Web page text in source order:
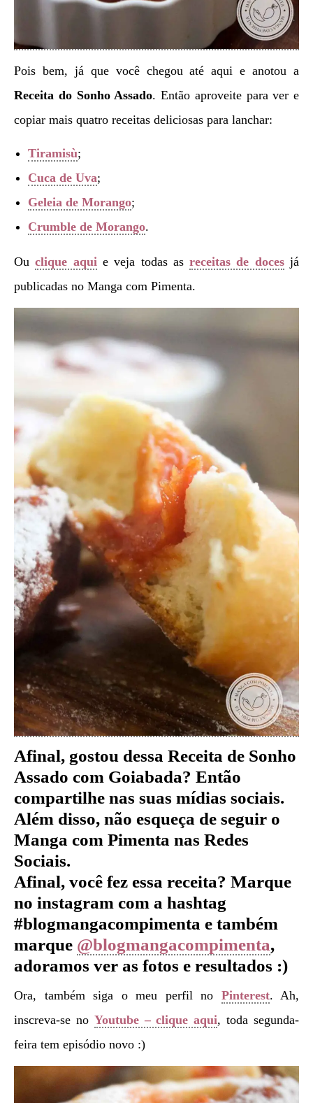
Pois bem, já que você chegou até aqui e anotou a
Receita do Sonho Assado. Então aproveite para ver e
copiar mais quatro receitas deliciosas para lanchar:
Tiramisù;
Cuca de Uva;
Geleia de Morango;
Crumble de Morango.
Ouclique aqui e veja todas asreceitas de docesjá
publicadas no Manga com Pimenta.
Afinal, gostou dessa Receita de Sonho
Assado com Goiabada? Então
compartilhe nas suas mídias sociais.
Além disso, não esqueça de seguir o
Manga com Pimenta nas Redes
Sociais.
Afinal, você fez essa receita? Marque
no instagram com a hashtag
#blogmangacompimenta e também
marque @blogmangacompimenta,
adoramos ver as fotos e resultados :)
Ora, também siga o meu perfil no Pinterest. Ah,
inscreva-se no Youtube – clique aqui, toda segunda-
feira tem episódio novo :)